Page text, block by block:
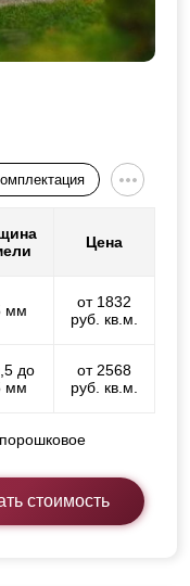
Цена
мм
от 1832
руб. кв.м.
до
мм
от 2568
руб. кв.м.
стоимость